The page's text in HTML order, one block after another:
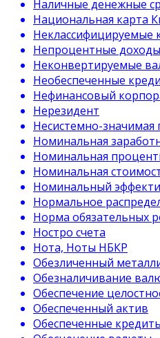
Наличные денежные
Национальная карта
Неклассифицируемые
Непроцентные
Неконвертируемые
Необеспеченные
Нефинансовый
Нерезидент
Несистемно-значимая
Номинальная
Номинальная
Номинальная
Номинальный
Нормальное
Норма обязательных
Ностро счета
Нота, Ноты НБКР
Обезличенный
Обезналичивание
Обеспечение
Обеспеченный актив
Обеспеченные